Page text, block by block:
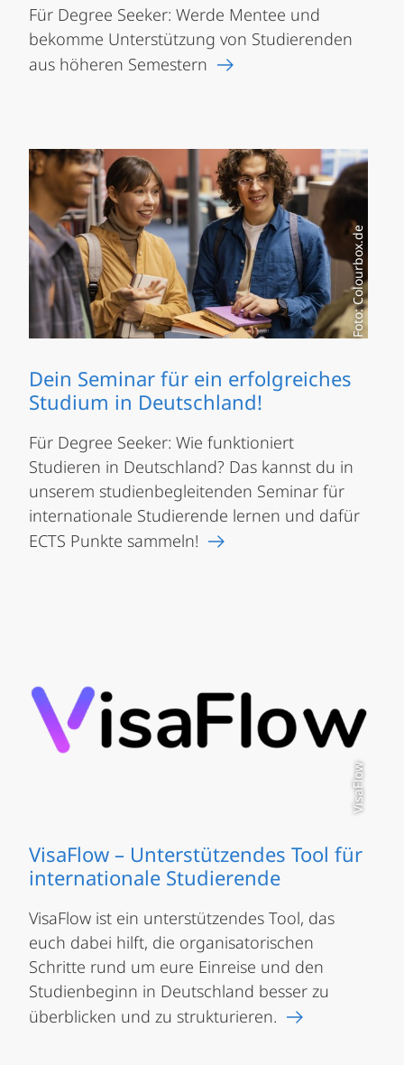
Für Degree Seeker: Werde Mentee und
bekomme Unterstützung von Studierenden
aus höheren Semestern
Foto: Colourbox.de
Dein Seminar für ein erfolgreiches
Studium in Deutschland!
Für Degree Seeker: Wie funktioniert
Studieren in Deutschland? Das kannst du in
unserem studienbegleitenden Seminar für
internationale Studierende lernen und dafür
ECTS Punkte sammeln!
VisaFlow
VisaFlow – Unterstützendes Tool für
internationale Studierende
VisaFlow ist ein unterstützendes Tool, das
euch dabei hilft, die organisatorischen
Schritte rund um eure Einreise und den
Studienbeginn in Deutschland besser zu
überblicken und zu strukturieren.